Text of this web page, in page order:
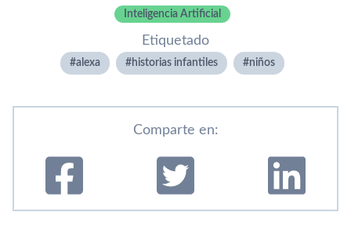
Inteligencia Artificial
Etiquetado
alexa historias infantiles niños
Comparte en: